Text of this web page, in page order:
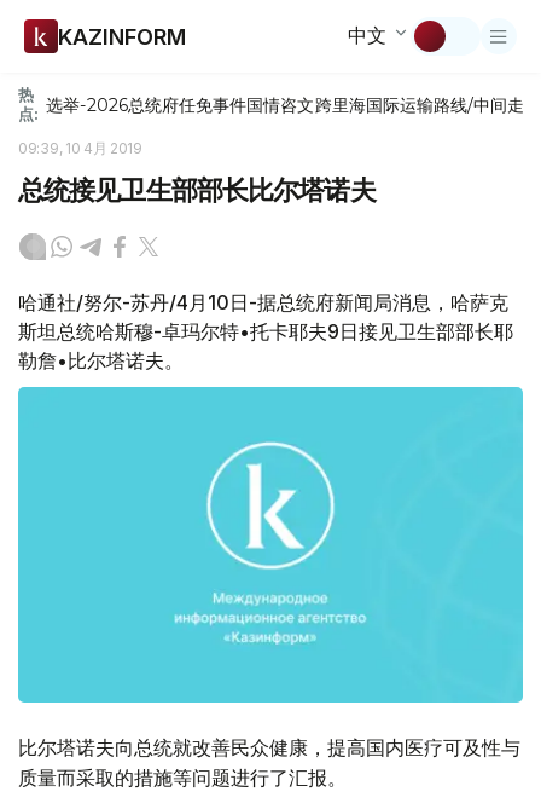
KAZINFORM 中文
热
点: 选举-2026总统府任免事件国情咨文跨里海国际运输路线/中间走廊
09:39, 10 4月 2019
总统接见卫生部部长比尔塔诺夫
哈通社/努尔-苏丹/4月10日-据总统府新闻局消息，哈萨克
斯坦总统哈斯穆-卓玛尔特•托卡耶夫9日接见卫生部部长耶
勒詹•比尔塔诺夫。
比尔塔诺夫向总统就改善民众健康，提高国内医疗可及性与
质量而采取的措施等问题进行了汇报。